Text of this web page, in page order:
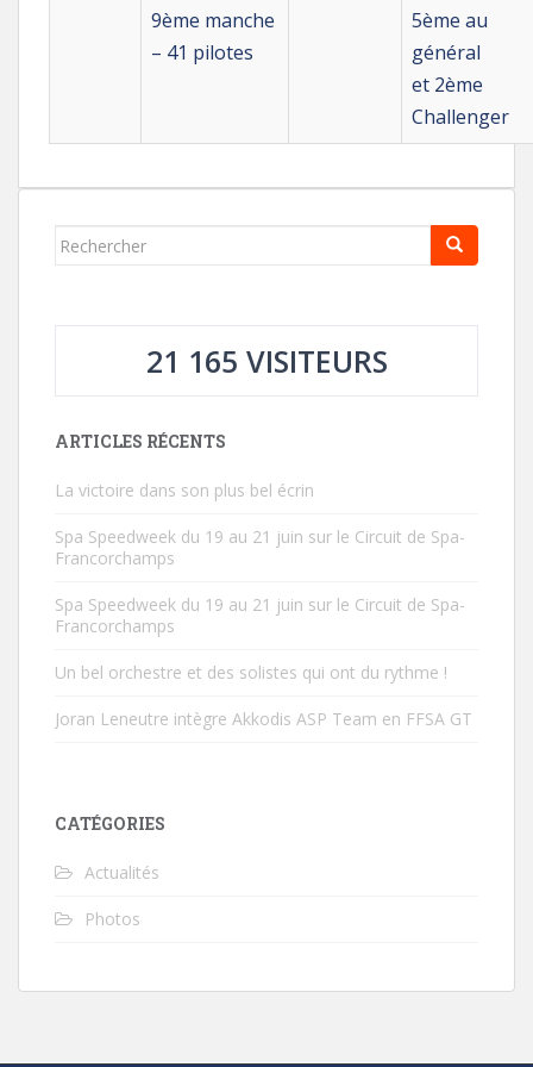
9ème manche
– 41 pilotes
5ème au
général
et 2ème
Challenger
Rechercher...
21 165 VISITEURS
ARTICLES RÉCENTS
La victoire dans son plus bel écrin
Spa Speedweek du 19 au 21 juin sur le Circuit de Spa-
Francorchamps
Spa Speedweek du 19 au 21 juin sur le Circuit de Spa-
Francorchamps
Un bel orchestre et des solistes qui ont du rythme !
Joran Leneutre intègre Akkodis ASP Team en FFSA GT
CATÉGORIES
Actualités
Photos